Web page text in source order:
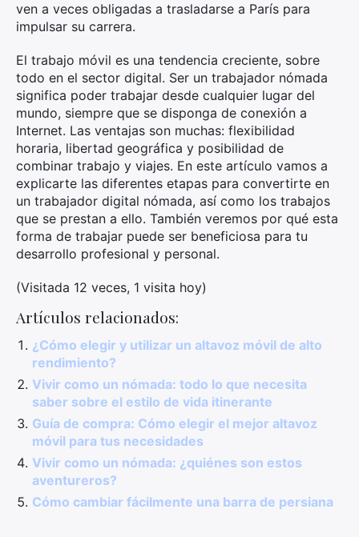
ven a veces obligadas a trasladarse a París para
impulsar su carrera.
El trabajo móvil es una tendencia creciente, sobre
todo en el sector digital. Ser un trabajador nómada
significa poder trabajar desde cualquier lugar del
mundo, siempre que se disponga de conexión a
Internet. Las ventajas son muchas: flexibilidad
horaria, libertad geográfica y posibilidad de
combinar trabajo y viajes. En este artículo vamos a
explicarte las diferentes etapas para convertirte en
un trabajador digital nómada, así como los trabajos
que se prestan a ello. También veremos por qué esta
forma de trabajar puede ser beneficiosa para tu
desarrollo profesional y personal.
(Visitada 12 veces, 1 visita hoy)
Artículos relacionados:
¿Cómo elegir y utilizar un altavoz móvil de alto
rendimiento?
Vivir como un nómada: todo lo que necesita
saber sobre el estilo de vida itinerante
Guía de compra: Cómo elegir el mejor altavoz
móvil para tus necesidades
Vivir como un nómada: ¿quiénes son estos
aventureros?
Cómo cambiar fácilmente una barra de persiana